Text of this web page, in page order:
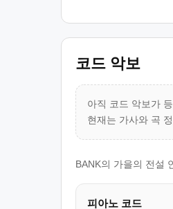
코드 악보
아직 코드 악보가
현재는 가사와 곡
BANK의 가을의 전설
피아노 코드